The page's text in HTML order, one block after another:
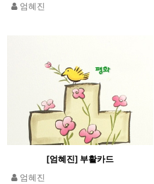
엄혜진
[엄혜진] 부활카드
엄혜진